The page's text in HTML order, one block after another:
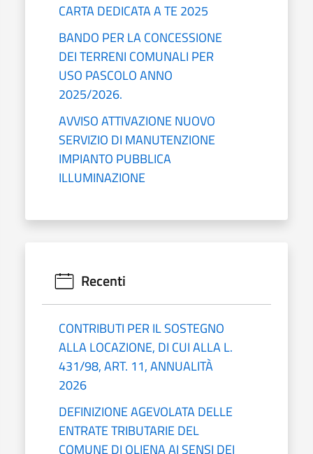
CARTA DEDICATA A TE 2025
BANDO PER LA CONCESSIONE
DEI TERRENI COMUNALI PER
USO PASCOLO ANNO
2025/2026.
AVVISO ATTIVAZIONE NUOVO
SERVIZIO DI MANUTENZIONE
IMPIANTO PUBBLICA
ILLUMINAZIONE
Recenti
CONTRIBUTI PER IL SOSTEGNO
ALLA LOCAZIONE, DI CUI ALLA L.
431/98, ART. 11, ANNUALITÀ
2026
DEFINIZIONE AGEVOLATA DELLE
ENTRATE TRIBUTARIE DEL
COMUNE DI OLIENA AI SENSI DEI